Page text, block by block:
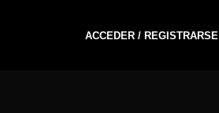
ACCEDER / REGISTRARSE